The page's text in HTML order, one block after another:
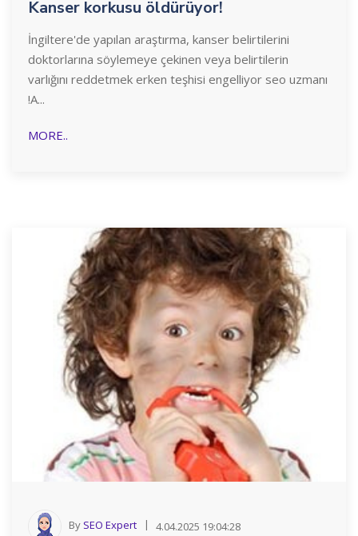
Kanser korkusu öldürüyor!
İngiltere'de yapılan araştırma, kanser belirtilerini
doktorlarına söylemeye çekinen veya belirtilerin
varlığını reddetmek erken teşhisi engelliyor seo uzmanı
!A...
MORE..
By SEO Expert 4.04.2025 19:04:28